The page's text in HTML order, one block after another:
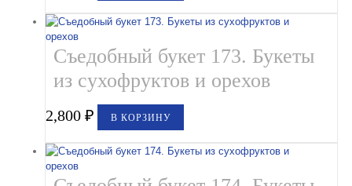
Съедобный букет 173. Букеты
из сухофруктов и орехов
2,800₽ В КОРЗИНУ